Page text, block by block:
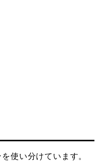
使い分けています。